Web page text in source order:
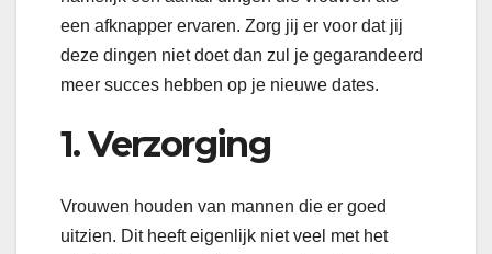
een afknapper ervaren. Zorg jij er voor dat jij
deze dingen niet doet dan zul je gegarandeerd
meer succes hebben op je nieuwe dates.
1. Verzorging
Vrouwen houden van mannen die er goed
uitzien. Dit heeft eigenlijk niet veel met het